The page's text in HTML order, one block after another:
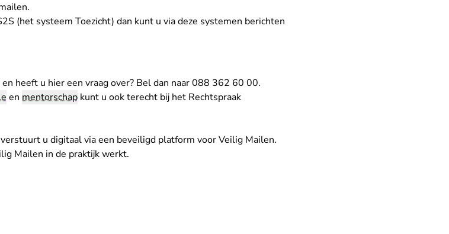
.
(het systeem Toezicht) dan kunt u via deze systemen berichten
heeft u hier een vraag over? Bel dan naar 088 362 60 00.
en mentorschap kunt u ook terecht bij het Rechtspraak
u digitaal via een beveiligd platform voor Veilig Mailen.
Mailen in de praktijk werkt.